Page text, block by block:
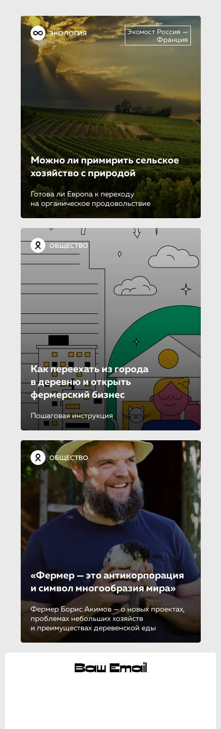
ЭКОЛОГИЯ
Экомост Россия —
Франция
Можно ли примирить сельское
хозяйство с природой
Готова ли Европа к переходу
на органическое продовольствие
ОБЩЕСТВО
Как переехать из города
в деревню и открыть
фермерский бизнес
Пошаговая инструкция
ОБЩЕСТВО
«Фермер — это антикорпорация
и символ многообразия мира»
Фермер Борис Акимов — о новых проектах,
проблемах небольших хозяйств
и преимуществах деревенской еды
Ваш Email